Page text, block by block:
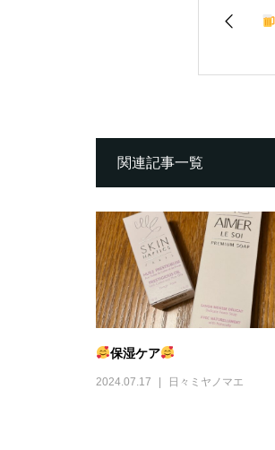
関連記事一覧
保湿ケア
2024.07.17 日々ミヤノマエ